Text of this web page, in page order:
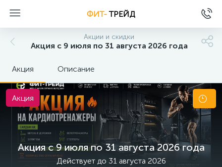
ФИТ-ТРЕЙД
Акции и скидки
Акция с 9 июля по 31 августа 2026 года
Акция Описание
Акция с 9 июля по 31 августа 2026 года
Действует до 31 августа 2026
Акция